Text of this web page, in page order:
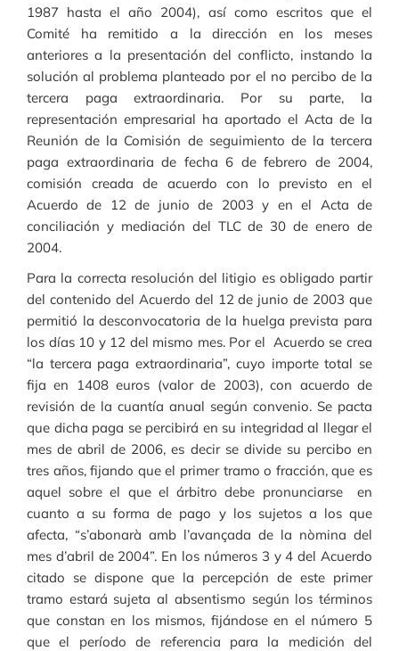
1987 hasta el año 2004), así como escritos que el
Comité ha remitido a la dirección en los meses
anteriores a la presentación del conflicto, instando la
solución al problema planteado por el no percibo de la
tercera paga extraordinaria. Por su parte, la
representación empresarial ha aportado el Acta de la
Reunión de la Comisión de seguimiento de la tercera
paga extraordinaria de fecha 6 de febrero de 2004,
comisión creada de acuerdo con lo previsto en el
Acuerdo de 12 de junio de 2003 y en el Acta de
conciliación y mediación del TLC de 30 de enero de
2004.
Para la correcta resolución del litigio es obligado partir
del contenido del Acuerdo del 12 de junio de 2003 que
permitió la desconvocatoria de la huelga prevista para
los días 10 y 12 del mismo mes. Por el Acuerdo se crea
“la tercera paga extraordinaria”, cuyo importe total se
fija en 1408 euros (valor de 2003), con acuerdo de
revisión de la cuantía anual según convenio. Se pacta
que dicha paga se percibirá en su integridad al llegar el
mes de abril de 2006, es decir se divide su percibo en
tres años, fijando que el primer tramo o fracción, que es
aquel sobre el que el árbitro debe pronunciarse en
cuanto a su forma de pago y los sujetos a los que
afecta, “s’abonarà amb l’avançada de la nòmina del
mes d’abril de 2004”. En los números 3 y 4 del Acuerdo
citado se dispone que la percepción de este primer
tramo estará sujeta al absentismo según los términos
que constan en los mismos, fijándose en el número 5
que el período de referencia para la medición del